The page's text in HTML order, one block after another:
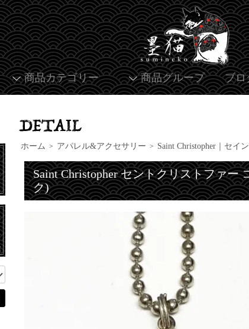
商品カテゴリー 商品グループ ブロ
ホーム > アパレル&アクセサリー > Saint Christopher｜セイ
Saint Christopher セントクリストファ
ク)